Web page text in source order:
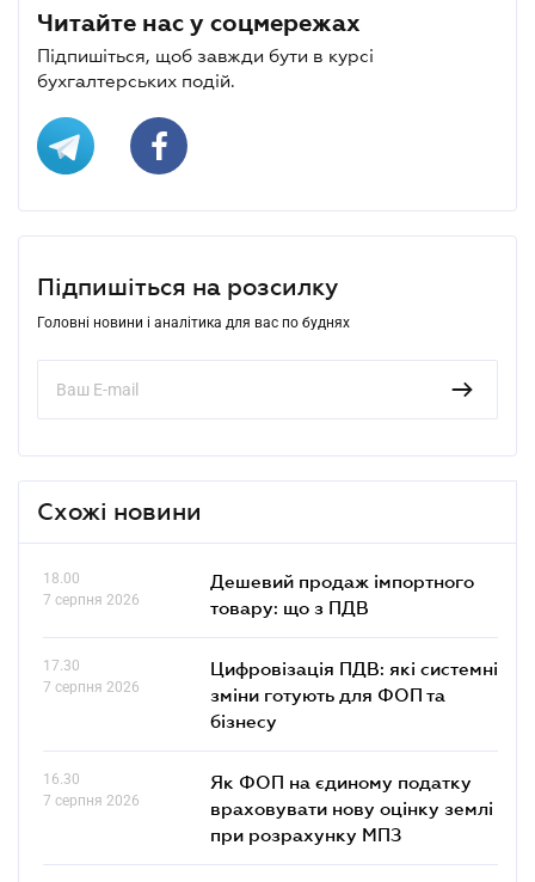
Читайте нас у соцмережах
Підпишіться, щоб завжди бути в курсі
бухгалтерських подій.
Підпишіться на розсилку
Головні новини і аналітика для вас по буднях
Схожі новини
18.00
7 серпня 2026
Дешевий продаж імпортного
товару: що з ПДВ
17.30
7 серпня 2026
Цифровізація ПДВ: які системні
зміни готують для ФОП та
бізнесу
16.30
7 серпня 2026
Як ФОП на єдиному податку
враховувати нову оцінку землі
при розрахунку МПЗ